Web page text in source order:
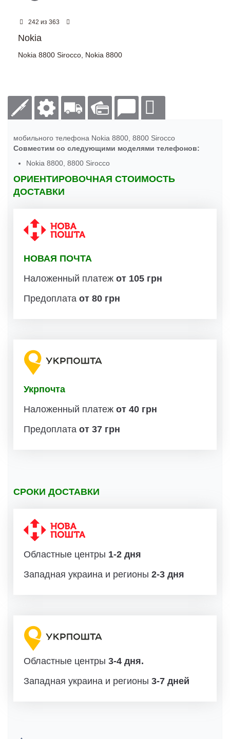
242 из 363
Nokia
Nokia 8800 Sirocco Nokia 8800
мобильного телефона Nokia 8800, 8800 Sirocco
Совместим со следующими моделями телефонов:
Nokia 8800, 8800 Sirocco
ОРИЕНТИРОВОЧНАЯ СТОИМОСТЬ
ДОСТАВКИ
НОВАЯ ПОЧТА
Наложенный платеж от 105 грн
Предоплата от 80 грн
Укрпочта
Наложенный платеж от 40 грн
Предоплата от 37 грн
СРОКИ ДОСТАВКИ
Областные центры 1-2 дня
Западная украина и регионы 2-3 дня
Областные центры 3-4 дня.
Западная украина и регионы 3-7 дней